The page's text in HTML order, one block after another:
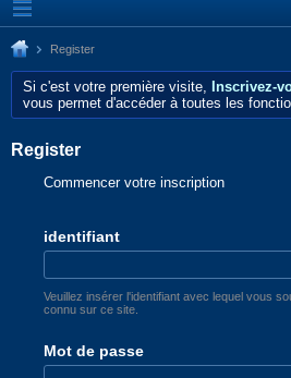
Register
Si c'est votre première visite, Inscrivez-
vous permet d'accéder à toutes les
Register
Commencer votre inscription
identifiant
Veuillez insérer l'identifiant avec lequel vous
connu sur ce site.
Mot de passe